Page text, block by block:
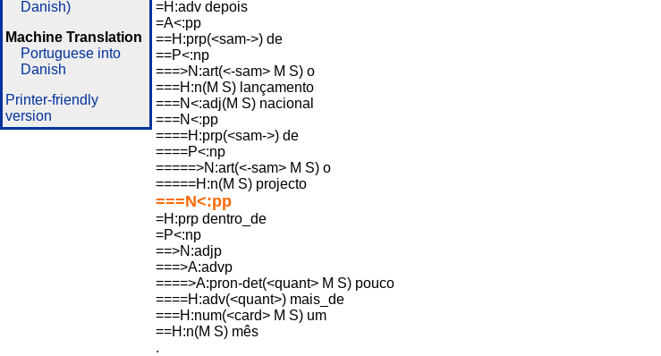
Danish)
Machine Translation
Portuguese into
Danish
Printer-friendly
version
=H:adv depois
=A<:pp
==H:prp(<sam->) de
==P<:np
===>N:art(<-sam> M S) o
===H:n(M S) lançamento
===N<:adj(M S) nacional
===N<:pp
====H:prp(<sam->) de
====P<:np
=====>N:art(<-sam> M S) o
=====H:n(M S) projecto
===N<:pp
=H:prp dentro_de
=P<:np
==>N:adjp
===>A:advp
====>A:pron-det(<quant> M S) pouco
====H:adv(<quant>) mais_de
===H:num(<card> M S) um
==H:n(M S) mês
.